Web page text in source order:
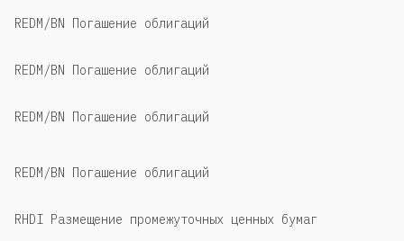
REDM/BN Погашение облигаций
REDM/BN Погашение облигаций
REDM/BN Погашение облигаций
REDM/BN Погашение облигаций
RHDI Размещение промежуточных ценных бумаг